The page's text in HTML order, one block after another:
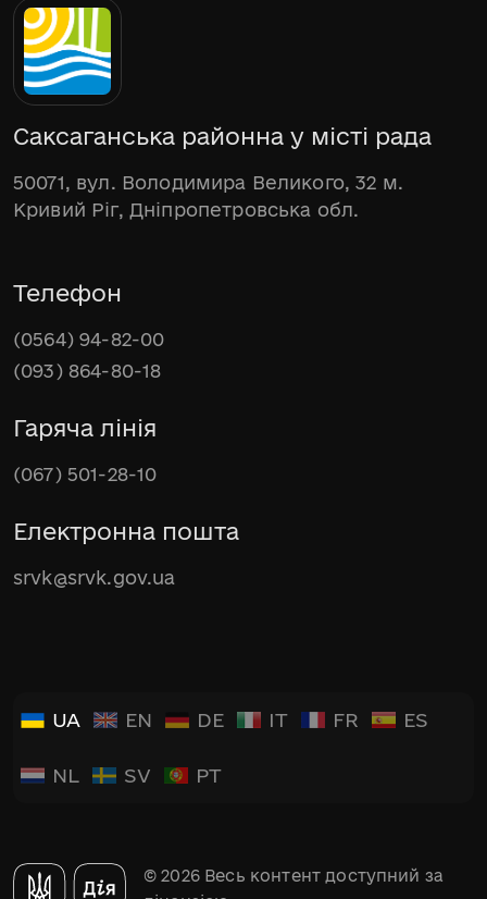
Саксаганська районна у місті рада
50071, вул. Володимира Великого, 32 м.
Кривий Ріг, Дніпропетровська обл.
Телефон
(0564) 94-82-00
(093) 864-80-18
Гаряча лінія
(067) 501-28-10
Електронна пошта
srvk@srvk.gov.ua
UA EN DE IT FR ES
NL SV PT
© 2026 Весь контент доступний за